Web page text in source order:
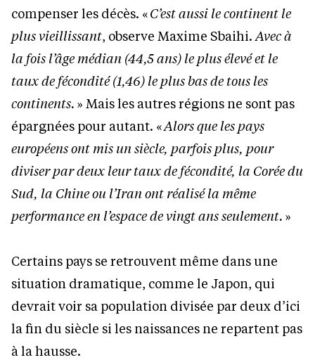
compenser les décès. «C’est aussi le continent le
plus vieillissant, observe Maxime Sbaihi.Avec à
la fois l’âge médian (44,5 ans) le plus élevé et le
taux de fécondité (1,46) le plus bas de tous les
continents. » Mais les autres régions ne sont pas
épargnées pour autant. «Alors que les pays
européens ont mis un siècle, parfois plus, pour
diviser par deux leur taux de fécondité, la Corée du
Sud, la Chine ou l’Iran ont réalisé la même
performance en l’espace de vingt ans seulement. »
Certains pays se retrouvent même dans une
situation dramatique, comme le Japon, qui
devrait voir sa population divisée par deux d’ici
la fin du siècle si les naissances ne repartent pas
à la hausse.